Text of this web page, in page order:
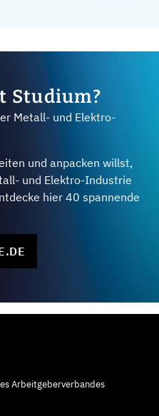
Studium?
Metall- und Elektro-
und anpacken willst,
und Elektro-Industrie
hier 40 spannende
Arbeitgeberverbandes